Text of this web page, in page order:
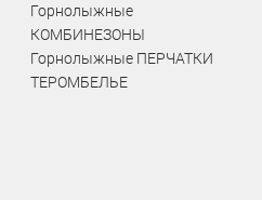
Горнолыжные
КОМБИНЕЗОНЫ
Горнолыжные ПЕРЧАТКИ
ТЕРОМБЕЛЬЕ